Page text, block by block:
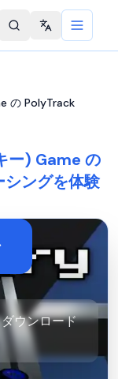
Change
の PolyTrack
ー) Game の
ングを体験
ウンロード